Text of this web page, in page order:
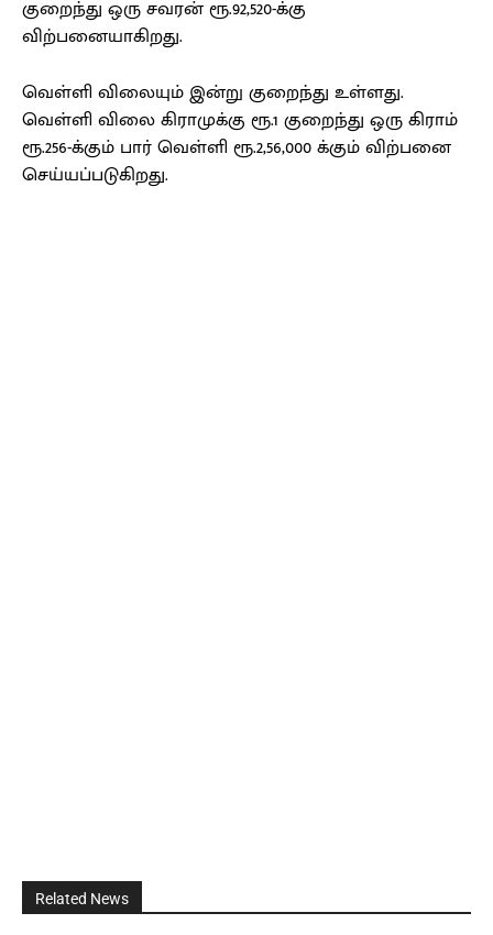
குறைந்து ஒரு சவரன் ரூ.92,520-க்கு
விற்பனையாகிறது.
வெள்ளி விலையும் இன்று குறைந்து உள்ளது.
வெள்ளி விலை கிராமுக்கு ரூ.1 குறைந்து ஒரு கிராம்
ரூ.256-க்கும் பார் வெள்ளி ரூ.2,56,000 க்கும் விற்பனை
செய்யப்படுகிறது.
Related News